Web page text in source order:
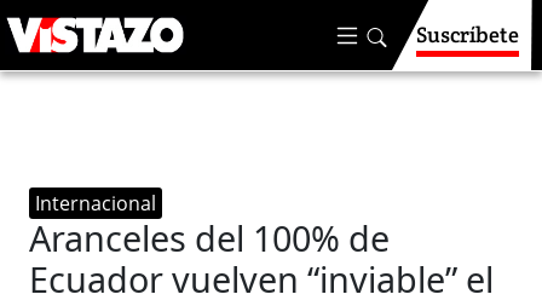
Suscríbete
Internacional
Aranceles del 100% de
Ecuador vuelven “inviable” el